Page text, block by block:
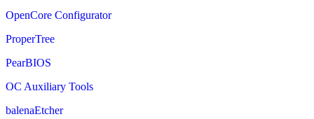
OpenCore Configurator
ProperTree
PearBIOS
OC Auxiliary Tools
balenaEtcher